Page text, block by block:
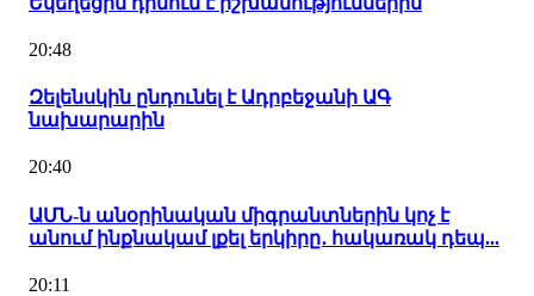
20:48
Զելենսկին ընդունել է Ադրբեջանի ԱԳ
նախարարին
20:40
ԱՄՆ-ն անօրինական միգրանտներին կոչ է
անում ինքնակամ լքել երկիրը․ հակառակ դեպ...
20:11